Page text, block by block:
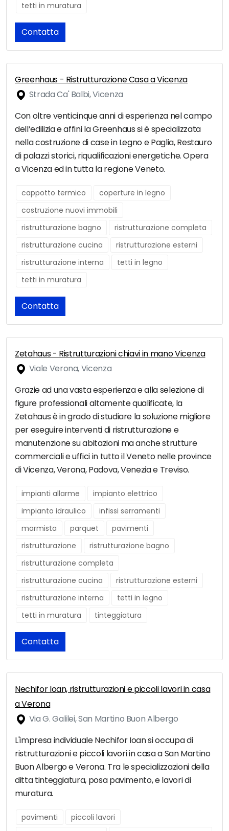
tetti in muratura
Contatta
Greenhaus - Ristrutturazione Casa a Vicenza
Strada Ca' Balbi, Vicenza
Con oltre venticinque anni di esperienza nel campo
dell’edilizia e affini la Greenhaus si è specializzata
nella costruzione di case in Legno e Paglia, Restauro
di palazzi storici, riqualificazioni energetiche. Opera
a Vicenza ed in tutta la regione Veneto.
cappotto termico
coperture in legno
costruzione nuovi immobili
ristrutturazione bagno
ristrutturazione completa
ristrutturazione cucina
ristrutturazione esterni
ristrutturazione interna
tetti in legno
tetti in muratura
Contatta
Zetahaus - Ristrutturazioni chiavi in mano Vicenza
Viale Verona, Vicenza
Grazie ad una vasta esperienza e alla selezione di
figure professionali altamente qualificate, la
Zetahaus è in grado di studiare la soluzione migliore
per eseguire interventi di ristrutturazione e
manutenzione su abitazioni ma anche strutture
commerciali e uffici in tutto il Veneto nelle province
di Vicenza, Verona, Padova, Venezia e Treviso.
impianti allarme
impianto elettrico
impianto idraulico
infissi serramenti
marmista
parquet
pavimenti
ristrutturazione
ristrutturazione bagno
ristrutturazione completa
ristrutturazione cucina
ristrutturazione esterni
ristrutturazione interna
tetti in legno
tetti in muratura
tinteggiatura
Contatta
Nechifor Ioan, ristrutturazioni e piccoli lavori in casa
a Verona
Via G. Galilei, San Martino Buon Albergo
L'impresa individuale Nechifor Ioan si occupa di
ristrutturazioni e piccoli lavori in casa a San Martino
Buon Albergo e Verona. Tra le specializzazioni della
ditta tinteggiatura, posa pavimento, e lavori di
muratura.
pavimenti
piccoli lavori